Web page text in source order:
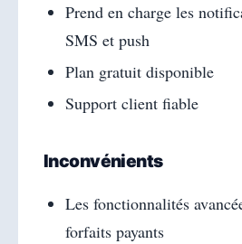
Prend en charge les
SMS et push
Plan gratuit disponible
Support client fiable
Inconvénients
Les fonctionnalités
forfaits payants